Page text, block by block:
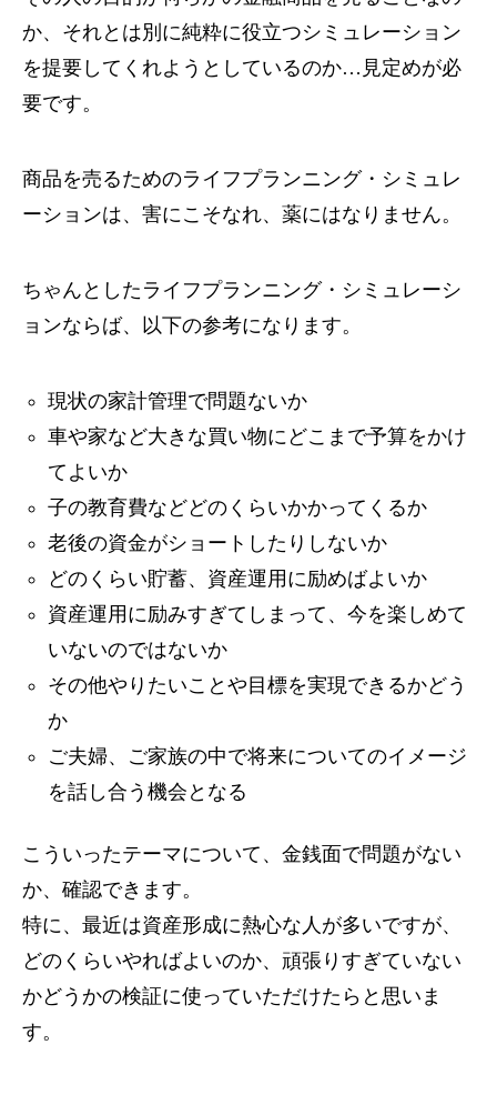
か、それとは別に純粋に役立つシミュレーション
を提要してくれようとしているのか…見定めが必
要です。
商品を売るためのライフプランニング・シミュレ
ーションは、害にこそなれ、薬にはなりません。
ちゃんとしたライフプランニング・シミュレーシ
ョンならば、以下の参考になります。
現状の家計管理で問題ないか
車や家など大きな買い物にどこまで予算をかけ
てよいか
子の教育費などどのくらいかかってくるか
老後の資金がショートしたりしないか
どのくらい貯蓄、資産運用に励めばよいか
資産運用に励みすぎてしまって、今を楽しめて
いないのではないか
その他やりたいことや目標を実現できるかどう
か
ご夫婦、ご家族の中で将来についてのイメージ
を話し合う機会となる
こういったテーマについて、金銭面で問題がない
か、確認できます。
特に、最近は資産形成に熱心な人が多いですが、
どのくらいやればよいのか、頑張りすぎていない
かどうかの検証に使っていただけたらと思いま
す。